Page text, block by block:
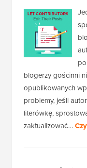
blogerzy gościnni
opublikowanych
problemy, jeśli
literówkę,
zaktualizować…